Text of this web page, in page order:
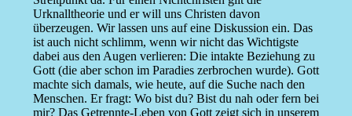
Urknalltheorie und er will uns Christen davon
überzeugen. Wir lassen uns auf eine Diskussion ein. Das
ist auch nicht schlimm, wenn wir nicht das Wichtigste
dabei aus den Augen verlieren: Die intakte Beziehung zu
Gott (die aber schon im Paradies zerbrochen wurde). Gott
machte sich damals, wie heute, auf die Suche nach den
Menschen. Er fragt: Wo bist du? Bist du nah oder fern bei
mir? Das Getrennte-Leben von Gott zeigt sich in unserem